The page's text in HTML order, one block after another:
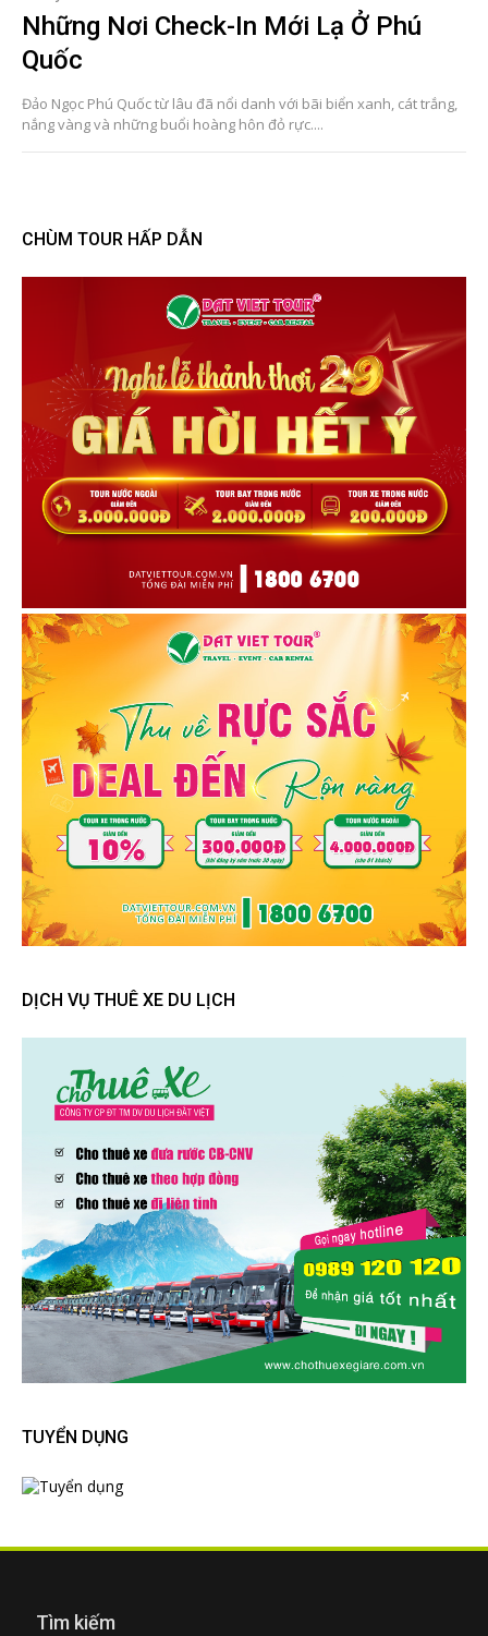
Những Nơi Check-In Mới Lạ Ở Phú
Quốc
Đảo Ngọc Phú Quốc từ lâu đã nổi danh với bãi biển xanh, cát trắng,
nắng vàng và những buổi hoàng hôn đỏ rực....
CHÙM TOUR HẤP DẪN
DỊCH VỤ THUÊ XE DU LỊCH
TUYỂN DỤNG
Tìm kiếm